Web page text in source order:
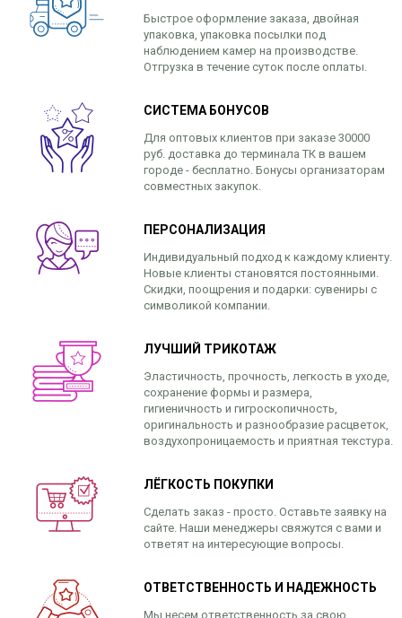
Быстрое оформление заказа, двойная
упаковка, упаковка посылки под
наблюдением камер на производстве.
Отгрузка в течение суток после оплаты.
СИСТЕМА БОНУСОВ
Для оптовых клиентов при заказе 30000
руб. доставка до терминала ТК в вашем
городе - бесплатно. Бонусы организаторам
совместных закупок.
ПЕРСОНАЛИЗАЦИЯ
Индивидуальный подход к каждому клиенту.
Новые клиенты становятся постоянными.
Скидки, поощрения и подарки: сувениры с
символикой компании.
ЛУЧШИЙ ТРИКОТАЖ
Эластичность, прочность, легкость в уходе,
сохранение формы и размера,
гигиеничность и гигроскопичность,
оригинальность и разнообразие расцветок,
воздухопроницаемость и приятная текстура.
ЛЁГКОСТЬ ПОКУПКИ
Сделать заказ - просто. Оставьте заявку на
сайте. Наши менеджеры свяжутся с вами и
ответят на интересующие вопросы.
ОТВЕТСТВЕННОСТЬ И НАДЕЖНОСТЬ
Мы несем ответственность за свою